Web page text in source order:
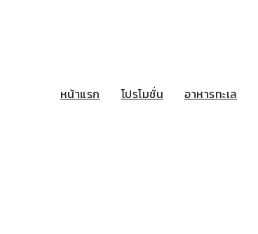
หน้าแรก โปรโมชั่น อาหารทะเล